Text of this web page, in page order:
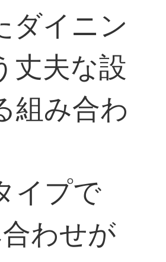
ダイニン
丈夫な設
組み合わ
イプで
わせが